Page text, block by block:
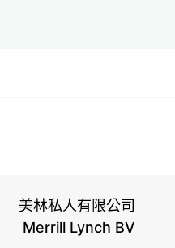
美林私人有限公司
Merrill Lynch BV